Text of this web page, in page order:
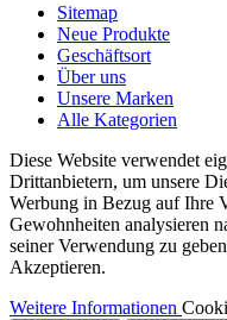
Sitemap
Neue Produkte
Geschäftsort
Über uns
Unsere Marken
Alle Kategorien
Diese Website verwendet
Drittanbietern, um unsere
Werbung in Bezug auf Ihre
Gewohnheiten analysieren
seiner Verwendung zu
Akzeptieren.
Weitere Informationen